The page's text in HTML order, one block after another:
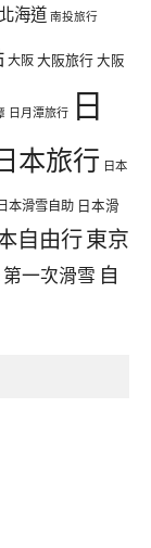
北海道 南投旅行
大阪大阪旅行大阪
日月潭旅行 日
本旅行 日本
本滑雪自助 日本滑
自由行東京
第一次滑雪 自